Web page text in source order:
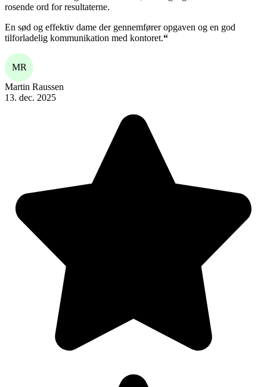
rosende ord for resultaterne.
En sød og effektiv dame der gennemfører opgaven og en god
tilforladelig kommunikation med kontoret.“
MR
Martin Raussen
13. dec. 2025